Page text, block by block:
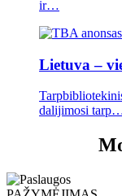
ir…
Lietuva –
dalijimosi